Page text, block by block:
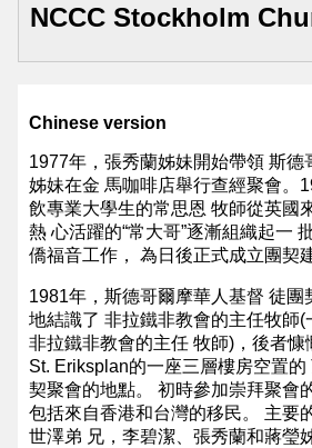
督
教
主
頁
NCCC
Mainpage
北
歐
華
人
基
NCCC Stockholm
Chinese version
1977年，張秀蘭姊妹開始帶領 斯德
姊妹在金 馬咖啡店舉行查經聚會。
飲專業大學生的常思恩 牧師從英國
熱 心活躍的“常大哥”逐漸組織起一
僑福音工作， 為日後正式成立團契
1981年，斯德哥爾摩華人基督 徒團
地結識了 非拉鐵非教會的主任牧師(
非拉鐵非教會的主任 牧師)，後者慷
St. Eriksplan的一座三層樓房空置的
契聚會的地點。 初時參加崇拜聚會
包括來自香港和台灣的移民。 主要
世澤弟 兄，李碧潔、張秀蘭和蔣瑩